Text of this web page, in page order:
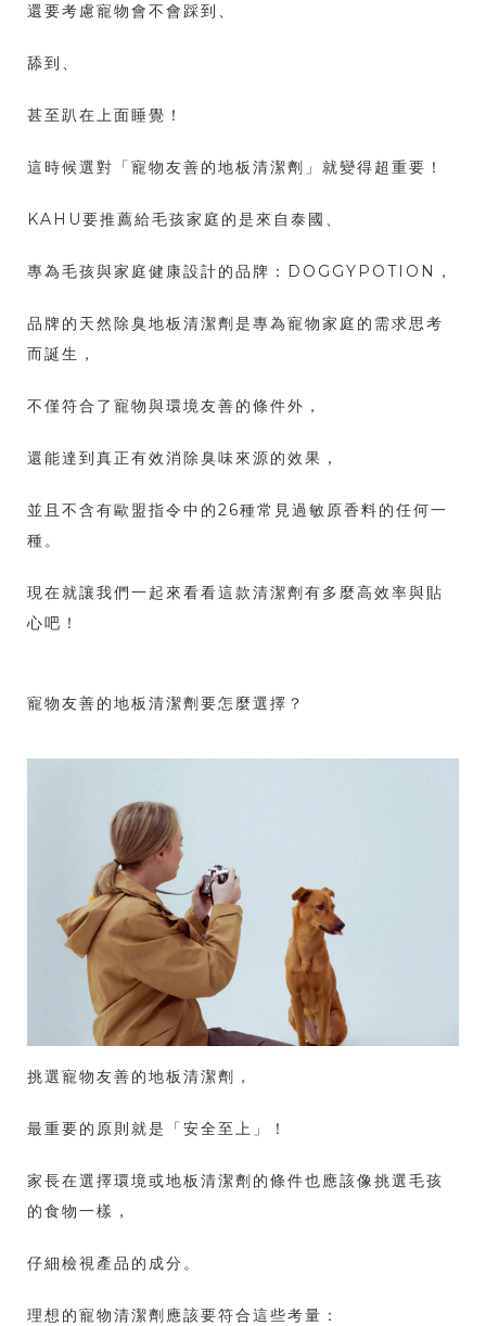
還要考慮寵物會不會踩到、
舔到、
甚至趴在上面睡覺！
這時候選對「寵物友善的地板清潔劑」就變得超重要！
KAHU要推薦給毛孩家庭的是來自泰國、
專為毛孩與家庭健康設計的品牌：DOGGYPOTION，
品牌的天然除臭地板清潔劑是專為寵物家庭的需求思考
而誕生，
不僅符合了寵物與環境友善的條件外，
還能達到真正有效消除臭味來源的效果，
並且不含有歐盟指令中的26種常見過敏原香料的任何一
種。
現在就讓我們一起來看看這款清潔劑有多麼高效率與貼
心吧！
寵物友善的地板清潔劑要怎麼選擇？
挑選寵物友善的地板清潔劑，
最重要的原則就是「安全至上」！
家長在選擇環境或地板清潔劑的條件也應該像挑選毛孩
的食物一樣，
仔細檢視產品的成分。
理想的寵物清潔劑應該要符合這些考量：